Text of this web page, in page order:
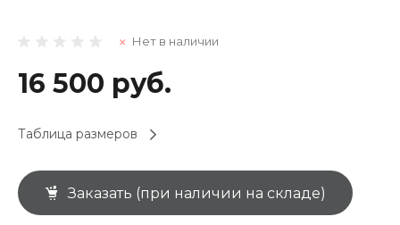
Нет в наличии
16 500 руб.
Таблица размеров
Заказать (при наличии на складе)